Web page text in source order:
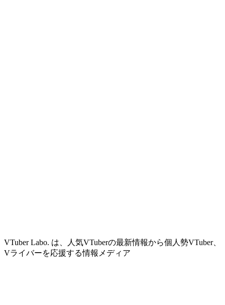
VTuber Labo. は、人気VTuberの最新情報から個人勢VTuber、
Vライバーを応援する情報メディア